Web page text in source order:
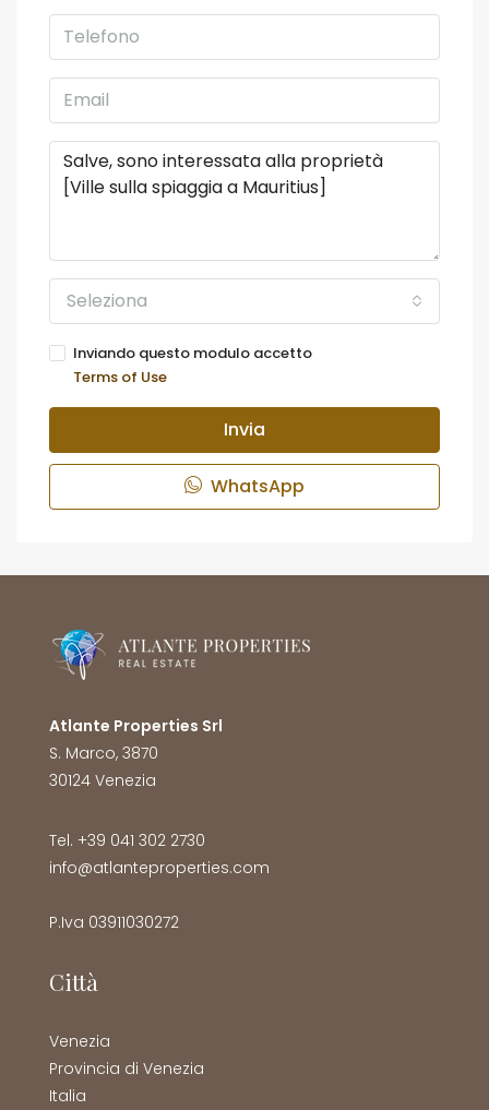
Seleziona
Inviando questo modulo accetto
Terms of Use
Invia
WhatsApp
Atlante Properties Srl
S. Marco, 3870
30124 Venezia
Tel. +39 041 302 2730
info@atlanteproperties.com
P.Iva 03911030272
Città
Venezia
Provincia di Venezia
Italia